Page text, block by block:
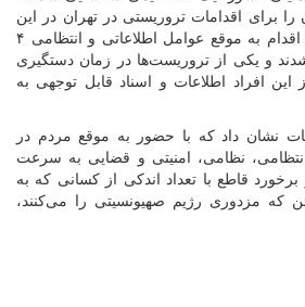
را برای اقدامات تروریستی در تهران در این
خانه آماده می‌کردند که با اقدام به موقع عوامل اطلاعاتی و انتظامی ۴
و یکی از تروریست‌ها در زمان دستگیری
این افراد اطلاعات و اسناد قابل توجهی به
نشان داد که با حضور به موقع مردم در
نظامی، امنیتی و قضایی به سرعت
قاطع با تعداد اندکی از کسانی که به
مزدوری رژیم صهیونسیتی را می‌کنند،